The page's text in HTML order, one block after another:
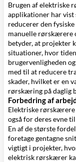
Brugen af elektriske
applikationer har vist
reducerer den
manuelle rørskærere
betyder, at projekter
situationer, hvor
brugervenligheden
med til at reducere
skader, hvilket er en
rørskæring på daglig
Forbedring af
Elektriske
også for deres evne
En af de største
foretage gentagne
vigtigt i projekter,
elektrisk rørskærer